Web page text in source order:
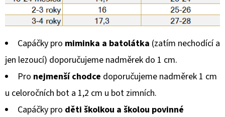
Capáčky pro miminka a batolátka (zatím nechodící a
jen lezoucí) doporučujeme nadměrek do 1 cm.
Pro nejmenší chodce doporučujeme nadměrek 1 cm
u celoročních bot a 1,2 cm u bot zimních.
Capáčky pro děti školkou a školou povinné